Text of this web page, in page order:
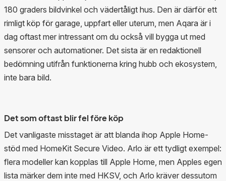
180 graders bildvinkel och vädertåligt hus. Den är därför ett
rimligt köp för garage, uppfart eller uterum, men Aqara är i
dag oftast mer intressant om du också vill bygga ut med
sensorer och automationer. Det sista är en redaktionell
bedömning utifrån funktionerna kring hubb och ekosystem,
inte bara bild.
Det som oftast blir fel före köp
Det vanligaste misstaget är att blanda ihop Apple Home-
stöd med HomeKit Secure Video. Arlo är ett tydligt exempel:
flera modeller kan kopplas till Apple Home, men Apples egen
lista märker dem inte med HKSV, och Arlo kräver dessutom